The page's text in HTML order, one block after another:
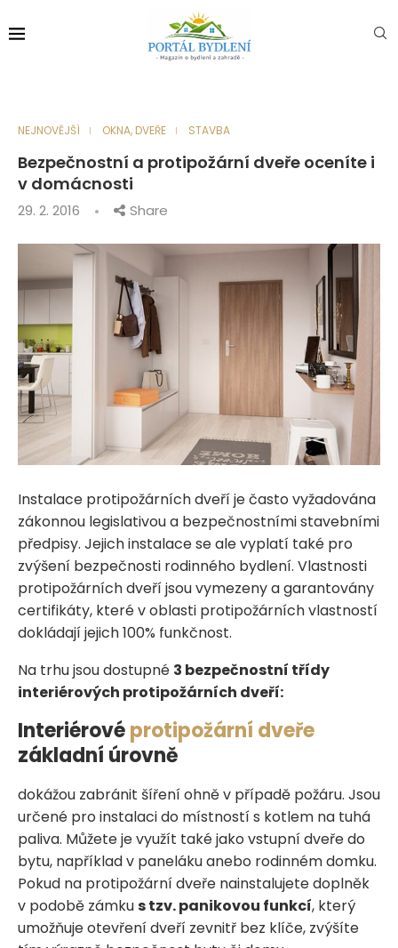
NEJNOVĚJŠÍ OKNA, DVEŘE STAVBA
Bezpečnostní a protipožární dveře oceníte i
v domácnosti
29. 2. 2016 Share
Instalace protipožárních dveří je často vyžadována
zákonnou legislativou a bezpečnostními stavebními
předpisy. Jejich instalace se ale vyplatí také pro
zvýšení bezpečnosti rodinného bydlení. Vlastnosti
protipožárních dveří jsou vymezeny a garantovány
certifikáty, které v oblasti protipožárních vlastností
dokládají jejich 100% funkčnost.
Na trhu jsou dostupné 3 bezpečnostní třídy
interiérových protipožárních dveří:
Interiérovéprotipožární dveře
základní úrovně
dokážou zabránit šíření ohně v případě požáru. Jsou
určené pro instalaci do místností s kotlem na tuhá
paliva. Můžete je využít také jako vstupní dveře do
bytu, například v paneláku anebo rodinném domku.
Pokud na protipožární dveře nainstalujete doplněk
v podobě zámkus tzv. panikovou funkcí, který
umožňuje otevření dveří zevnitř bez klíče, zvýšíte